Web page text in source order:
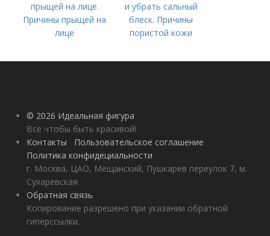
прыщей на лице.
Причины прыщей на
лице
и убрать сальный
блеск. Причины
пористой кожи
© 2026 Идеальная фигура
Всё чтобы быть красивой!
Контакты
Пользовательское соглашение
Политика конфидециальности
г. Москва, ЦАО, Мещанский, Пушкарев переулок 7, м.
Сухаревская
Обратная связь
Копирование разрешено при указании обратной
гиперссылки.